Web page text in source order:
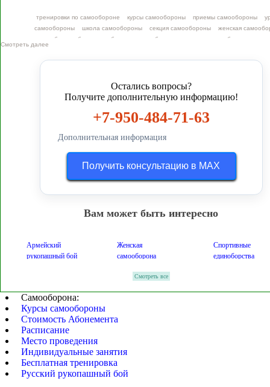
тренировки по самообороне курсы самообороны приемы самообороны
самообороны
школа самообороны секция самообороны
женская
клуб самообороны
обучение самообороне уличная самооборона
самообороны
самообороны для мужчин
уроки уличной самообороны
единоборства
Смотреть далее
Остались вопросы?
Получите дополнительную информацию!
+7-950-484-71-63
Дополнительная информация
Получить консультацию в MAX
Вам может быть интересно
Армейский
рукопашный бой
Женская
самооборона
Спортивные
единоборства
Ножевой бой
Приемы
самозащиты
боя
Клубы
самообороны
соревнования
Профессиональные
Смотреть все
Самооборона:
Курсы самообороны
Стоимость Абонемента
Расписание
Место проведения
Индивидуальные занятия
Бесплатная тренировка
Русский рукопашный бой